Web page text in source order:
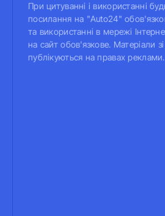
При цитуванні і використанні
посилання на "Auto24"
та використанні в мережі
на сайт обов'язкове. Матеріали
публікуються на правах реклами.